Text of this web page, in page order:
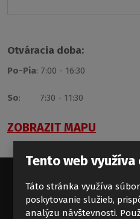
Otváracia doba:
Po-Pia: 7:00 - 16:30
So: 7:30 - 11:30
ZOBRAZIT MAPU
Standardní
Tento web
Táto stránka využíva
poskytovanie služieb,
analýzu návštevnosti.